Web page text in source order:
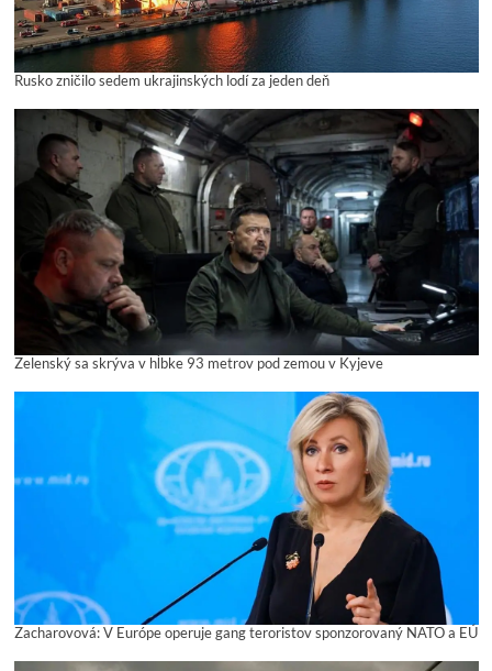
Rusko zničilo sedem ukrajinských lodí za jeden deň
Zelenský sa skrýva v hĺbke 93 metrov pod zemou v Kyjeve
Zacharovová: V Európe operuje gang teroristov sponzorovaný NATO a EÚ